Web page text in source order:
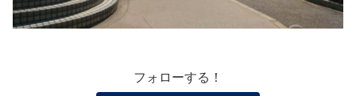
フォローする！